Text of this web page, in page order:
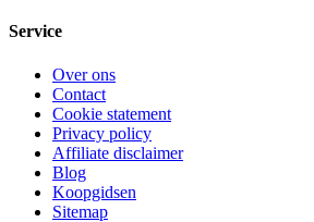
Service
Over ons
Contact
Cookie statement
Privacy policy
Affiliate disclaimer
Blog
Koopgidsen
Sitemap